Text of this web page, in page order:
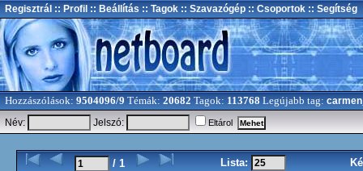
Regisztrál :: Profil :: Beállítás :: Tagok :: Szavazógép :: Csoportok :: Segítség
Hozzászólások: 9504096/9 Témák: 20682 Tagok: 113768 Legújabb tag:
Név:
Jelszó: Eltárol
/ 1 Lista: